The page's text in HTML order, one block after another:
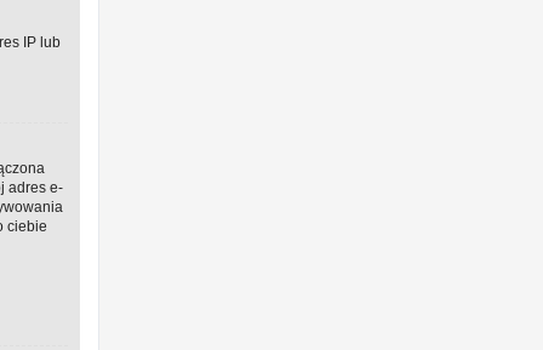
IP lub
adres e-
ciebie